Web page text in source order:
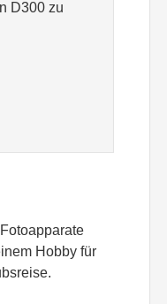
D300 zu
Hobby für